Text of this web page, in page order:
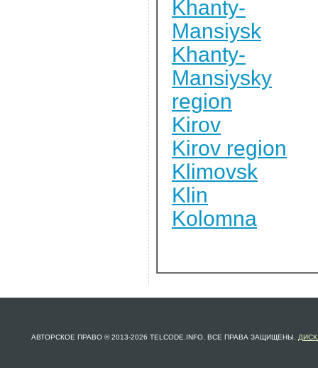
Khanty-
Mansiysk
Khanty-
Mansiysky
region
Kirov
Kirov region
Klimovsk
Klin
Kolomna
АВТОРСКОЕ ПРАВО © 2013-2026 TELCODE.INFO. ВСЕ ПРАВА ЗАЩИЩЕНЫ.